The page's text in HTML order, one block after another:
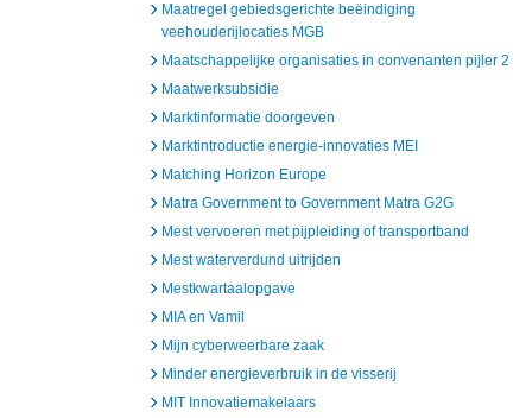
Maatregel gebiedsgerichte beëindiging
veehouderijlocaties MGB
Maatschappelijke organisaties in convenanten pijler 2
Maatwerksubsidie
Marktinformatie doorgeven
Marktintroductie energie-innovaties MEI
Matching Horizon Europe
Matra Government to Government Matra G2G
Mest vervoeren met pijpleiding of transportband
Mest waterverdund uitrijden
Mestkwartaalopgave
MIA en Vamil
Mijn cyberweerbare zaak
Minder energieverbruik in de visserij
MIT Innovatiemakelaars